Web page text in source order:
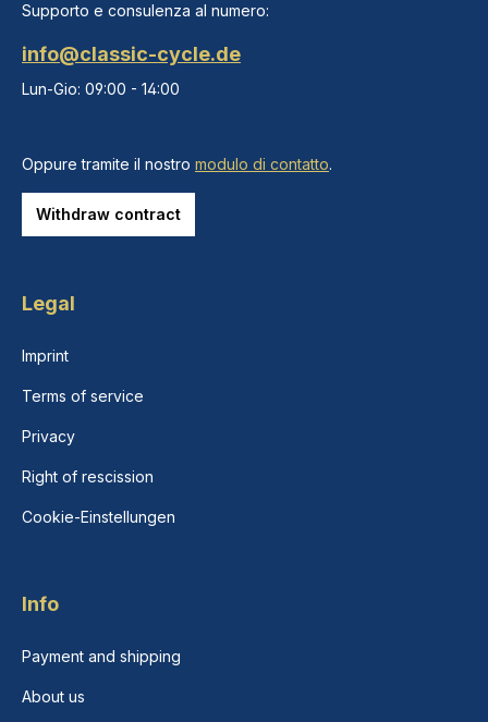
Supporto e consulenza al numero:
info@classic-cycle.de
Lun-Gio: 09:00 - 14:00
Oppure tramite il nostro modulo di contatto.
Withdraw contract
Legal
Imprint
Terms of service
Privacy
Right of rescission
Cookie-Einstellungen
Info
Payment and shipping
About us